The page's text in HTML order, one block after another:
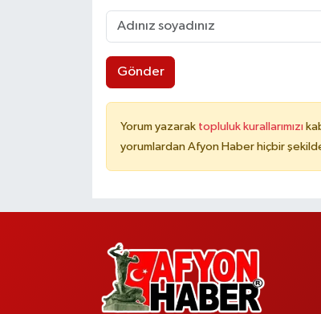
Gönder
Yorum yazarak topluluk kurallarımızı
yorumlardan Afyon Haber hiçbir